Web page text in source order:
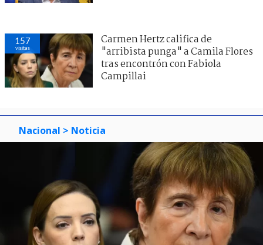
157
visitas
Carmen Hertz califica de
"arribista punga" a Camila Flores
tras encontrón con Fabiola
Campillai
Nacional > Noticia